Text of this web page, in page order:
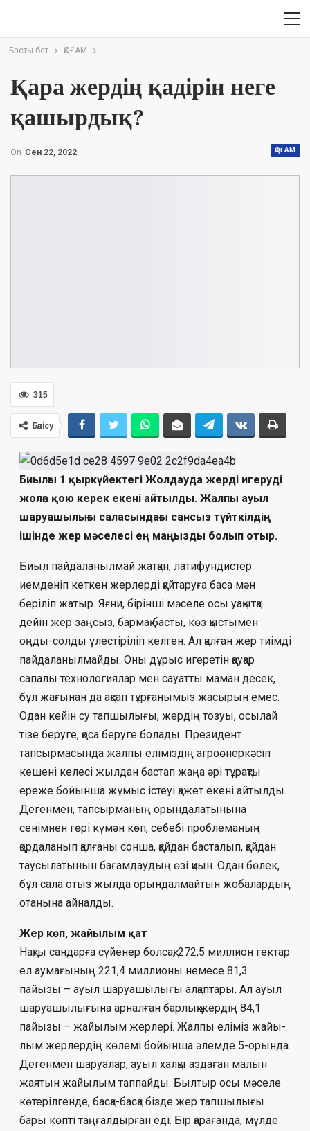
Басты бет ҚОҒАМ
Қара жердің қадірін неге
қашырдық?
ҚОҒАМ
On Сен 22, 2022
315
Бөлісу
Биылғы 1 қыркүйектегі Жолдауда жер­ді игеруді
жолға қою керек екені ай­тылды. Жалпы ауыл
шаруашылығы сала­сындағы сансыз түйткілдің
ішінде жер мә­се­лесі ең маңызды болып отыр.
Биыл пайдаланылмай жатқан, лати­фун­дис­тер
иемденіп кеткен жерлерді қай­тару­ға баса мән
беріліп жатыр. Яғни, бірінші мә­се­ле осы уақытқа
дейін жер заңсыз, бармақ басты, көз қыс­тымен
оңды-солды үлестіріліп келген. Ал қалған жер тиімді
пайдаланылмайды. Оны дұрыс игере­тін қауқар
сапалы технологиялар мен сауатты ма­ман десек,
бұл жағынан да ақсап тұрғанымыз жа­сырын емес.
Одан кейін су тапшылығы, жердің тозуы, осылай
тізе беруге, қоса беруге болады. Пре­зидент
тапсырмасында жалпы еліміздің аг­ро­ө­неркәсіп
кешені келесі жылдан бастап жаңа әрі тұрақты
ереже бойынша жұмыс істеуі қажет екені айтылды.
Дегенмен, тапсырманың орындалатынына
сенімнен гөрі күмән көп, себебі проблема­ның
қордаланып қалғаны сонша, қайдан баста­лып, қайдан
таусылатынын бағамдаудың өзі қиын. Одан бөлек,
бұл сала отыз жылда орын­дал­майтын жобалардың
отанына айналды.
Жер көп, жайылым қат
Нақты сандарға сүйенер болсақ, 272,5 миллион гектар
ел аумағының 221,4 мил­лионы немесе 81,3
пайызы – ауыл шаруа­шы­лығы алқаптары. Ал ауыл
шаруа­шы­лы­ғы­на арналған барлық жердің 84,1
пайы­зы – жайылым жерлері. Жалпы еліміз жайы­
лым жерлердің көлемі бойынша әлем­де 5-орында.
Дегенмен шаруалар, ауыл халқы аз­да­ған малын
жаятын жайылым тап­пай­ды. Былтыр осы мәселе
көтерілгенде, бас­қа-басқа бізде жер тапшылығы
бары көп­ті таңғалдырған еді. Бір қарағанда, мүлде